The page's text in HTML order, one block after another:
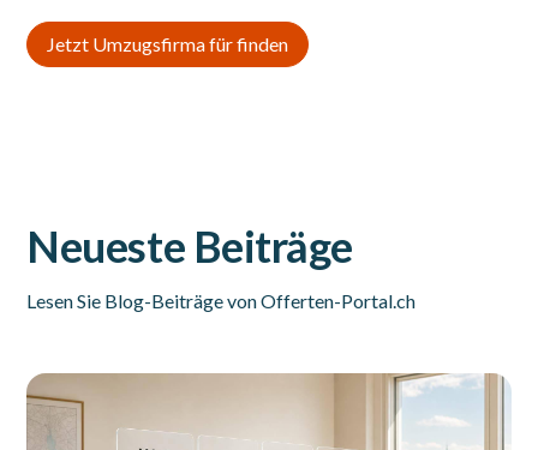
Jetzt Umzugsfirma für finden
Neueste Beiträge
Lesen Sie Blog-Beiträge von Offerten-Portal.ch